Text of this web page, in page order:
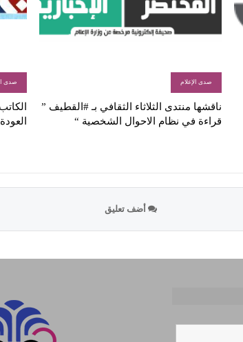
صدى الإعلام
ناقشها منتدى الثلاثاء الثقافي بـ #القطيف ”
قراءة في نظام الاحوال الشخصية “
صدى
أضف تعليق